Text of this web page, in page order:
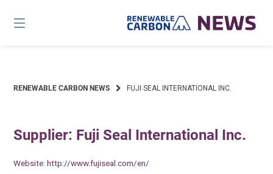
content
RENEWABLE CARBON NEWS FUJI SEAL INTERNATIONAL INC.
Supplier: Fuji Seal International Inc.
Website:http://www.fujiseal.com/en/